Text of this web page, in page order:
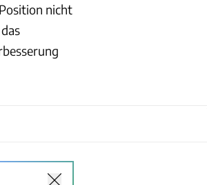
nicht